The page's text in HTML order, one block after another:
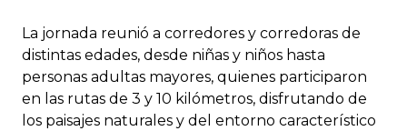
La jornada reunió a corredores y corredoras de
distintas edades, desde niñas y niños hasta
personas adultas mayores, quienes participaron
en las rutas de 3 y 10 kilómetros, disfrutando de
los paisajes naturales y del entorno característico